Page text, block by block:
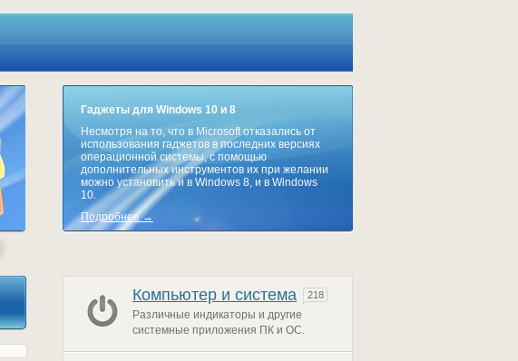
Гаджеты для Windows 10 и 8
Несмотря на то, что в Microsoft отказались от
использования гаджетов в последних версиях
операционной системы, с помощью
дополнительных инструментов их при желании
можно установить и в Windows 8, и в Windows
10.
Подробнее →
Компьютер и система 218
Различные индикаторы и другие
системные приложения ПК и ОС.